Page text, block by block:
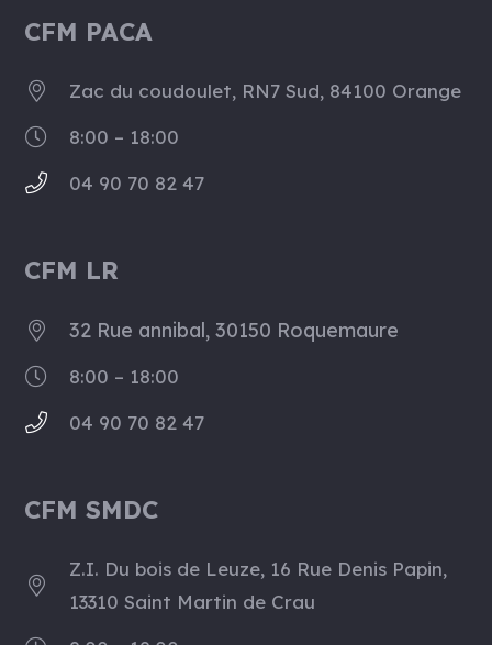
CFM PACA
Zac du coudoulet, RN7 Sud, 84100 Orange
8:00 – 18:00
04 90 70 82 47
CFM LR
32 Rue annibal, 30150 Roquemaure
8:00 – 18:00
04 90 70 82 47
CFM SMDC
Z.I. Du bois de Leuze, 16 Rue Denis Papin,
13310 Saint Martin de Crau